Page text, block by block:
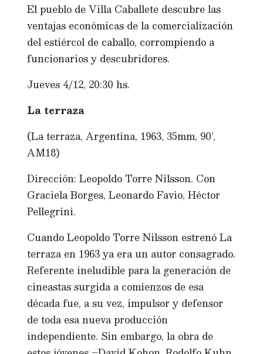
El pueblo de Villa Caballete descubre las
ventajas económicas de la comercialización
del estiércol de caballo, corrompiendo a
funcionarios y descubridores.
Jueves 4/12, 20:30 hs.
La terraza
(La terraza, Argentina, 1963, 35mm, 90’,
AM18)
Dirección: Leopoldo Torre Nilsson. Con
Graciela Borges, Leonardo Favio, Héctor
Pellegrini.
Cuando Leopoldo Torre Nilsson estrenó La
terraza en 1963 ya era un autor consagrado.
Referente ineludible para la generación de
cineastas surgida a comienzos de esa
década fue, a su vez, impulsor y defensor
de toda esa nueva producción
independiente. Sin embargo, la obra de